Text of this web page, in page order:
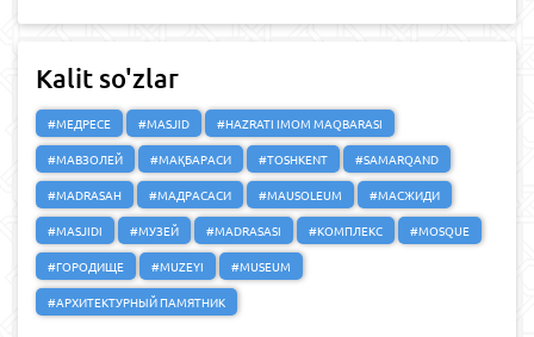
Kalit so'zlar
#МЕДРЕСЕ #MASJID
#HAZRATI IMOM MAQBARASI
#МАВЗОЛЕЙ
#МАҚБАРАСИ #TOSHKENT
#SAMARQAND
#MADRASAH
#МАДРАСАСИ #MAUSOLEUM
#МАСЖИДИ
#MASJIDI
#МУЗЕЙ #MADRASASI #КОМПЛЕКС
#MOSQUE
#ГОРОДИЩЕ
#MUZEYI
#MUSEUM
#АРХИТЕКТУРНЫЙ ПАМЯТНИК